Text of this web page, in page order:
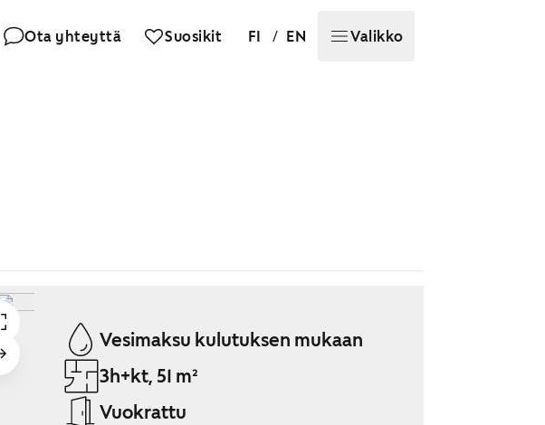
Ota yhteyttä Suosikit FI / EN Valikko
Vesimaksu kulutuksen mukaan
3h+kt, 51 m²
Vuokrattu